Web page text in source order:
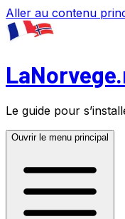
Aller au contenu
Le guide pour
Ouvrir le menu principal